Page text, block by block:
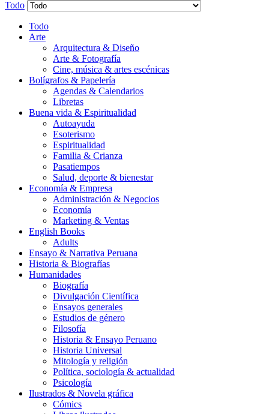
Todo
Todo
Arte
Arquitectura & Diseño
Arte & Fotografía
Cine, música & artes escénicas
Bolígrafos & Papelería
Agendas & Calendarios
Libretas
Buena vida & Espiritualidad
Autoayuda
Esoterismo
Espiritualidad
Familia & Crianza
Pasatiempos
Salud, deporte & bienestar
Economía & Empresa
Administración & Negocios
Economía
Marketing & Ventas
English Books
Adults
Ensayo & Narrativa Peruana
Historia & Biografías
Humanidades
Biografía
Divulgación Científica
Ensayos generales
Estudios de género
Filosofía
Historia & Ensayo Peruano
Historia Universal
Mitología y religión
Política, sociología & actualidad
Psicología
Ilustrados & Novela gráfica
Cómics